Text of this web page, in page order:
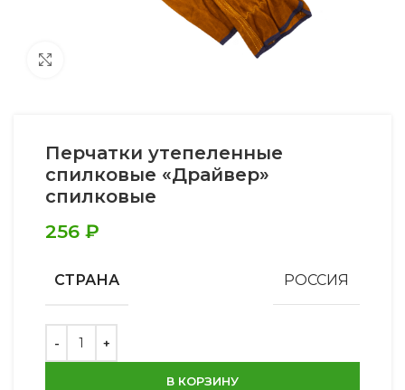
Перчатки утепеленные
спилковые «Драйвер»
спилковые
256 ₽
СТРАНА РОССИЯ
В КОРЗИНУ